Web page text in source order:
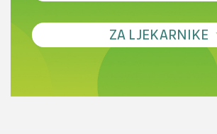
Debljina - od prevencije do
Novi pogled na migrenu:
razlike i nove terapije
smetnji do rane onkološke
ZA LJEKARNIKE
Antikoagulansi u ljekarničkoj praksi –